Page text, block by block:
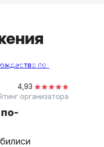
2 часа
пешком
4,93
организатора